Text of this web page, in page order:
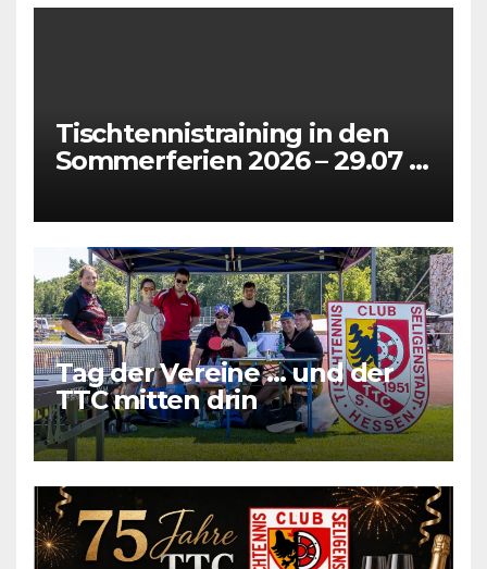
Tischtennistraining in den
Sommerferien 2026 – 29.07 +
Tag der Vereine … und der
TTC mitten drin